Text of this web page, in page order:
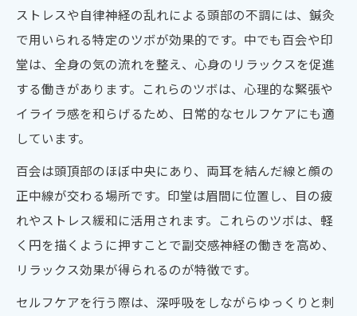
ストレスや自律神経の乱れによる頭部の不調には、鍼灸
で用いられる特定のツボが効果的です。中でも百会や印
堂は、全身の気の流れを整え、心身のリラックスを促進
する働きがあります。これらのツボは、心理的な緊張や
イライラ感を和らげるため、日常的なセルフケアにも適
しています。
百会は頭頂部のほぼ中央にあり、両耳を結んだ線と顔の
正中線が交わる場所です。印堂は眉間に位置し、目の疲
れやストレス緩和に活用されます。これらのツボは、軽
く円を描くように押すことで副交感神経の働きを高め、
リラックス効果が得られるのが特徴です。
セルフケアを行う際は、深呼吸をしながらゆっくりと刺